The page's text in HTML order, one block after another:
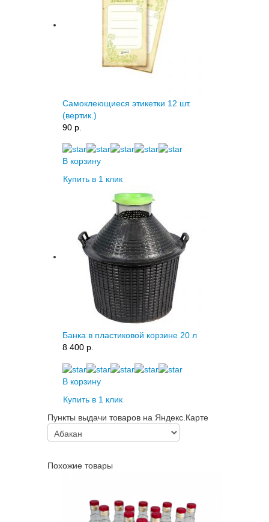
Самоклеющиеся этикетки 12 шт.
(вертик.)
90 p.
В корзину
Купить в 1 клик
Банка в пластиковой корзине 20 л
8 400 p.
В корзину
Купить в 1 клик
Пункты выдачи товаров на Яндекс.Карте
Похожие товары